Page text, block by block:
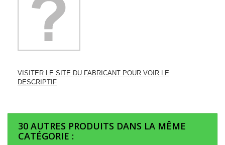
VISITER LE SITE DU FABRICANT POUR VOIR LE
DESCRIPTIF
30 AUTRES PRODUITS DANS LA MÊME
CATÉGORIE :